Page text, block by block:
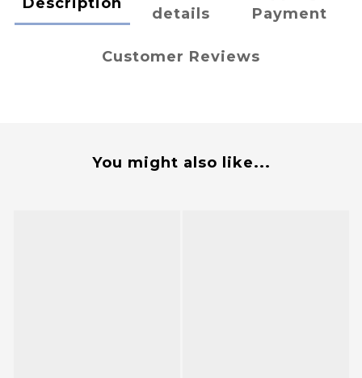
details
Payment
Customer Reviews
You might also like...